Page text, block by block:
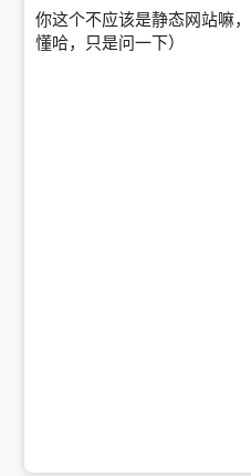
你这个不应该是静态网站嘛
懂哈，只是问一下）